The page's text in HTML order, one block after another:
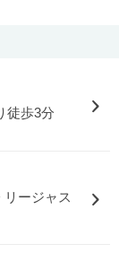
徒歩3分
リージャス